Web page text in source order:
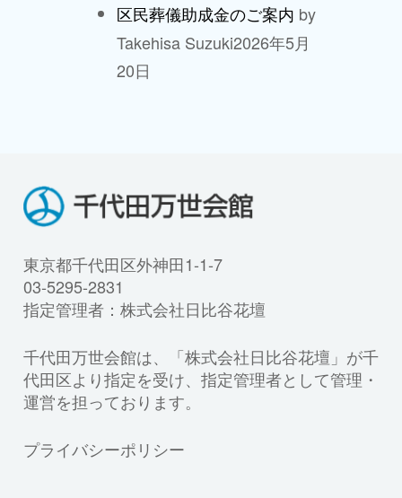
区民葬儀助成金のご案内 by
Takehisa Suzuki2026年5月
20日
東京都千代田区外神田1-1-7
03-5295-2831
指定管理者：株式会社日比谷花壇
千代田万世会館は、「株式会社日比谷花壇」が千
代田区より指定を受け、指定管理者として管理・
運営を担っております。
プライバシーポリシー